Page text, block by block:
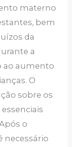
materno
bem
da
a
ao aumento
O
sobre os
o
necessário